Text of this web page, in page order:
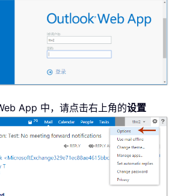
App 中，请点击右上角的设置